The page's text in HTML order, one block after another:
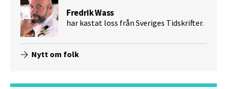
Fredrik Wass
har kastat loss från Sveriges Tidskrifter.
Nytt om folk